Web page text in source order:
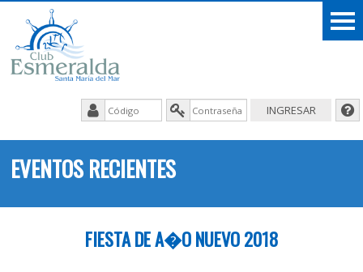
EVENTOS RECIENTES
FIESTA DE A�O NUEVO 2018